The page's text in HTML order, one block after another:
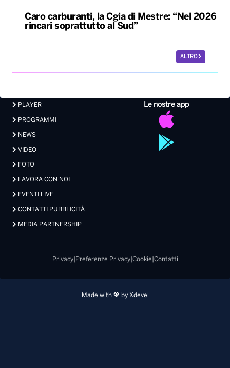
Caro carburanti, la Cgia di Mestre: “Nel 2026
rincari soprattutto al Sud”
ALTRO
Le nostre app
PLAYER
PROGRAMMI
NEWS
VIDEO
FOTO
LAVORA CON NOI
EVENTI LIVE
CONTATTI PUBBLICITÀ
MEDIA PARTNERSHIP
Privacy| Preferenze Privacy| Cookie Contatti
Made with 💖 by Xdevel